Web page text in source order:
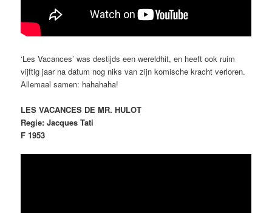
‘Les Vacances’ was destijds een wereldhit, en heeft ook ruim
vijftig jaar na datum nog niks van zijn komische kracht verloren.
Allemaal samen: hahahaha!
LES VACANCES DE MR. HULOT
Regie: Jacques Tati
F 1953